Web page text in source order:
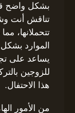
بشكل واضح
تناقش أنت
تتحملانها،
الموارد
يساعد على
للزوجين
هذا الاحتفال.
من الأمور